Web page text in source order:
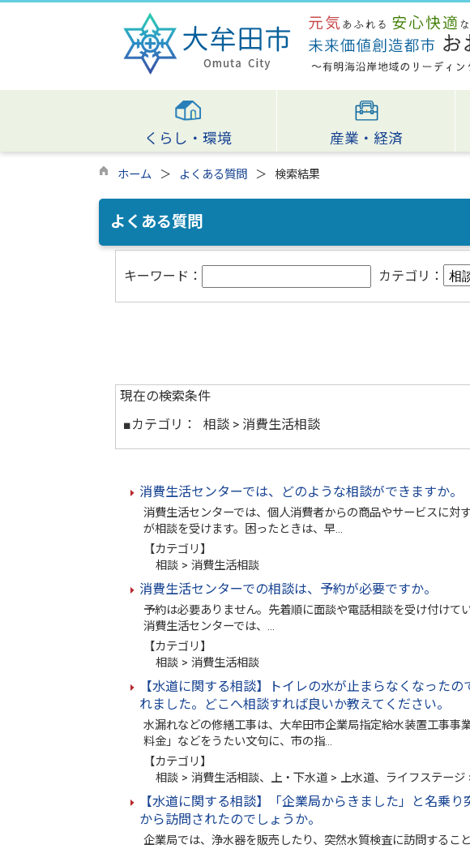
くらし・環境 産業・経済
ホーム よくある質問 検索結果
よくある質問
キーワード： カテゴリ：
現在の検索条件
■カテゴリ：
相談 > 消費生活相談
消費生活センターでは、どのような相談ができますか。
消費生活センターでは、個人消費者からの商品やサービスに
が相談を受けます。困ったときは、早…
【カテゴリ】
相談 > 消費生活相談
消費生活センターでの相談は、予約が必要ですか。
予約は必要ありません。先着順に面談や電話相談を受け付けて
消費生活センターでは、…
【カテゴリ】
相談 > 消費生活相談
【水道に関する相談】トイレの水が止まらなくなった
れました。どこへ相談すれば良いか教えてください。
水漏れなどの修繕工事は、大牟田市企業局指定給水装置工事
料金」などをうたい文句に、市の指…
【カテゴリ】
相談 > 消費生活相談、上・下水道 > 上水道、ライフステージ
【水道に関する相談】「企業局からきました」と名乗
から訪問されたのでしょうか。
企業局では、浄水器を販売したり、突然水質検査に訪問する